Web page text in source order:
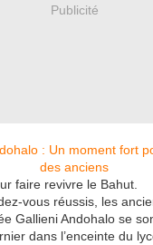
Publicité
faire revivre le Bahut.
vous réussis, les
Gallieni Andohalo se
dans l’enceinte du